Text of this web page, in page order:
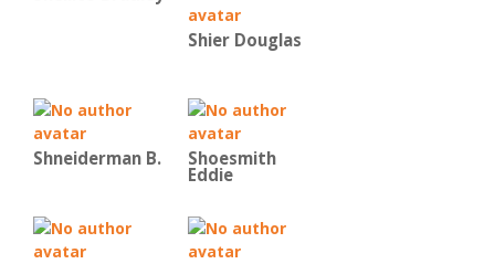
Shier Douglas
Shneiderman B. Shoesmith
Eddie